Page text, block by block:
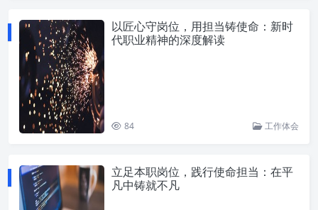
以匠心守岗位，用担当铸使命：新时
代职业精神的深度解读
84 工作体会
立足本职岗位，践行使命担当：在平
凡中铸就不凡